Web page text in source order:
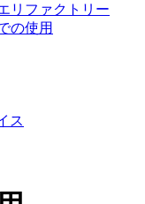
リファクトリー
の使用
ス